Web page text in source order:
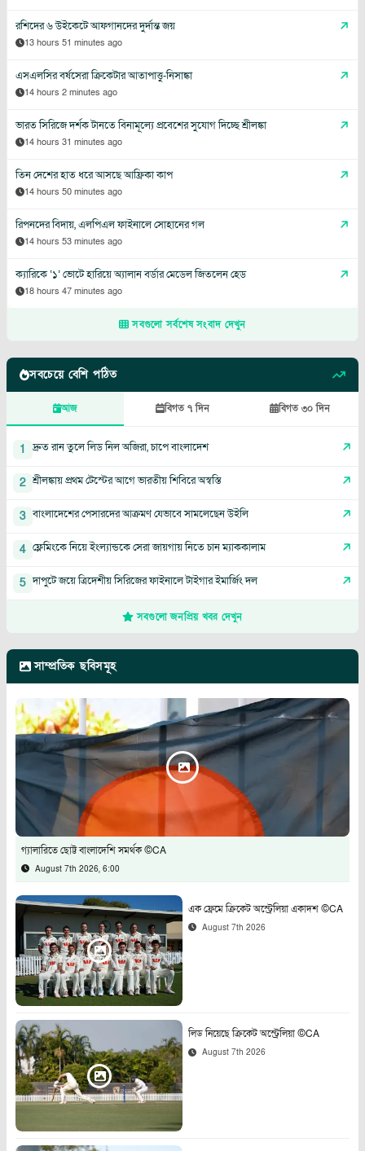
রশিদের ৬ উইকেটে আফগানদের দুর্দান্ত জয়
13 hours 51 minutes ago
এসএলসির বর্ষসেরা ক্রিকেটার আতাপাত্তু-নিসাঙ্কা
14 hours 2 minutes ago
ভারত সিরিজে দর্শক টানতে বিনামূল্যে প্রবেশের সুযোগ দিচ্ছে শ্রীলঙ্কা
14 hours 31 minutes ago
তিন দেশের হাত ধরে আসছে আফ্রিকা কাপ
14 hours 50 minutes ago
রিপনদের বিদায়, এলপিএল ফাইনালে সোহানের গল
14 hours 53 minutes ago
ক্যারিকে ‘১’ ভোটে হারিয়ে অ্যালান বর্ডার মেডেল জিতলেন হেড
18 hours 47 minutes ago
সবগুলো সর্বশেষ সংবাদ দেখুন
সবচেয়ে বেশি পঠিত
আজ বিগত ৭ দিন বিগত ৩০ দিন
1 দ্রুত রান তুলে লিড নিল অজিরা, চাপে বাংলাদেশ
2 শ্রীলঙ্কায় প্রথম টেস্টের আগে ভারতীয় শিবিরে অস্বস্তি
3 বাংলাদেশের পেসারদের আক্রমণ যেভাবে সামলেছেন উইলি
4 ফ্লেমিংকে নিয়ে ইংল্যান্ডকে সেরা জায়গায় নিতে চান ম্যাককালাম
5 দাপুটে জয়ে ত্রিদেশীয় সিরিজের ফাইনালে টাইগার ইমার্জিং দল
সবগুলো জনপ্রিয় খবর দেখুন
সাম্প্রতিক ছবিসমূহ
গ্যালারিতে ছোট্ট বাংলাদেশি সমর্থক ©CA
August 7th 2026, 6:00
এক ফ্রেমে ক্রিকেট অস্ট্রেলিয়া একাদশ ©CA
August 7th 2026
লিড নিয়েছে ক্রিকেট অস্ট্রেলিয়া ©CA
August 7th 2026